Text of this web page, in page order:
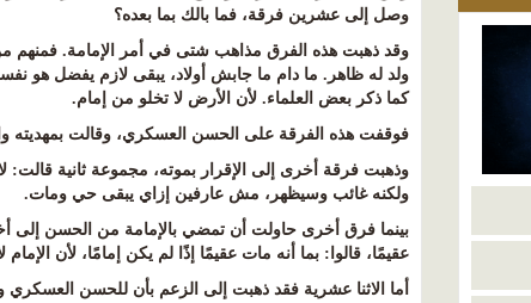
وصل إلى عشرين فرقة، فما بالك بما بعده؟
وقد ذهبت هذه الفرق مذاهب شتى في أمر الإمامة. فمنهم
ولد له ظاهر. ما دام ما جابش أولاد، يبقى لازم يفضل هو
كما ذكر بعض العلماء. لأن الأرض لا تخلو من إمام.
فوقفت هذه الفرقة على الحسن العسكري، وقالت بمهديته
وذهبت فرقة أخرى إلى الإقرار بموته، مجموعة ثانية
ولكنه غائب وسيظهر، مش عارفين إزاي يبقى حي ومات.
بينما فرق أخرى حاولت أن تمضي بالإمامة من الحسن إلى
عقيمًا، قالوا: بما أنه مات عقيمًا إذًا لم يكن إمامًا، لأن
أما الاثنا عشرية فقد ذهبت إلى الزعم بأن للحسن